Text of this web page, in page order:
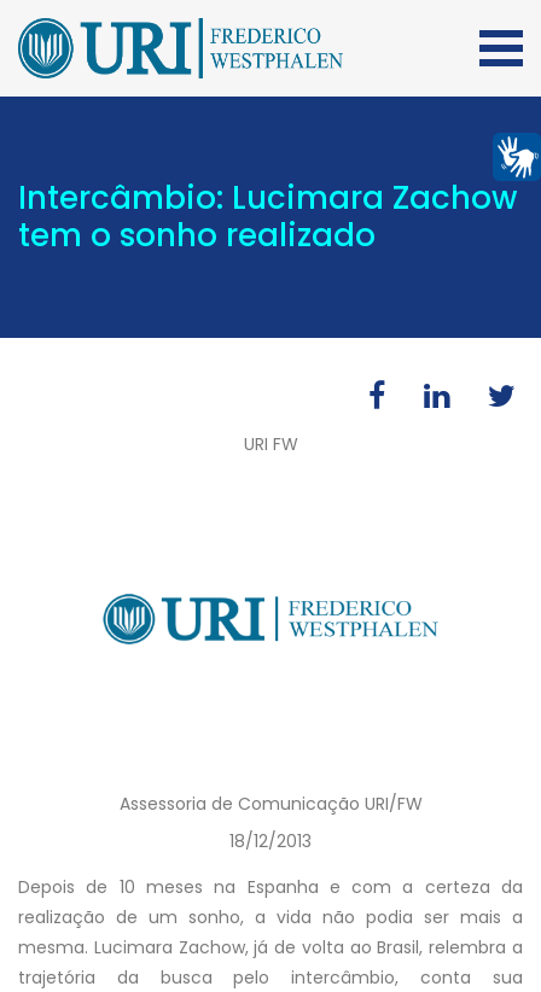
Intercâmbio: Lucimara Zachow
tem o sonho realizado
URI FW
Assessoria de Comunicação URI/FW
18/12/2013
Depois de 10 meses na Espanha e com a certeza da
realização de um sonho, a vida não podia ser mais a
mesma. Lucimara Zachow, já de volta ao Brasil, relembra a
trajetória da busca pelo intercâmbio, conta sua